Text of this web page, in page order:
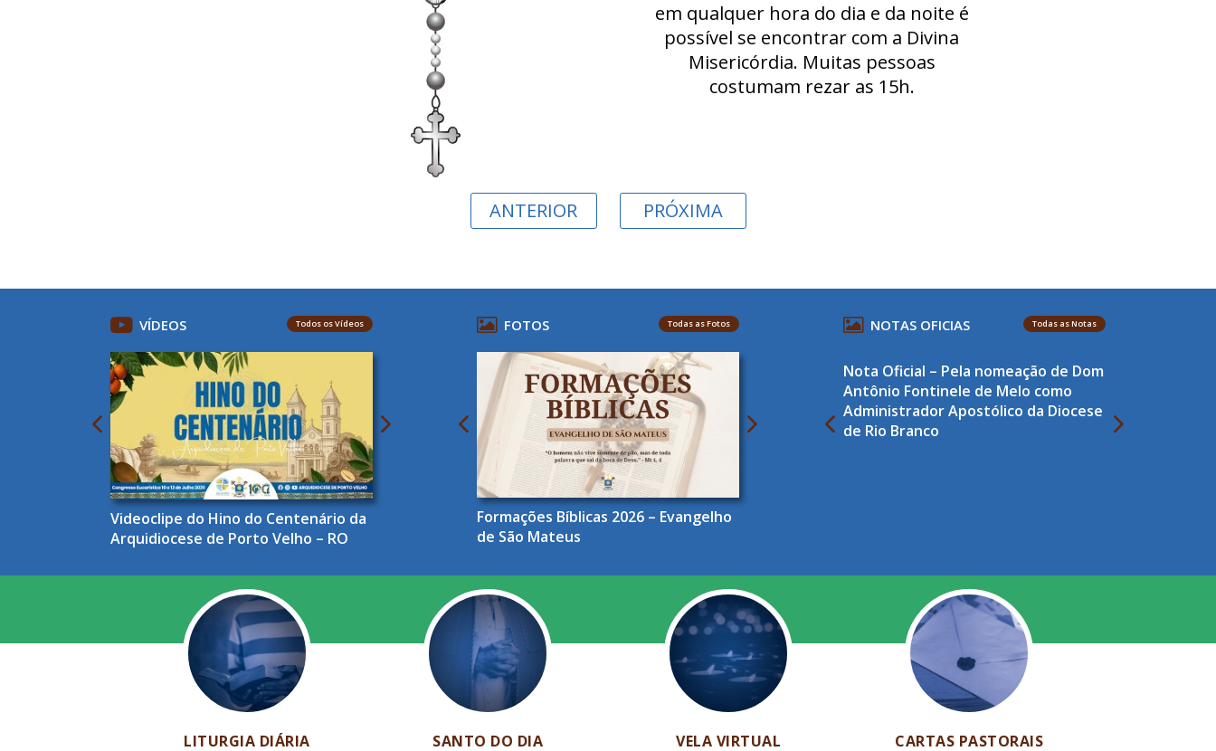
em qualquer hora do dia e da noite é
possível se encontrar com a Divina
Misericórdia. Muitas pessoas
costumam rezar as 15h.
ANTERIOR PRÓXIMA
VÍDEOS Todos os Vídeos
Videoclipe do Hino do Centenário da
Arquidiocese de Porto Velho – RO
FOTOS Todas as Fotos
Formações Bíblicas 2026 – Evangelho
de São Mateus
NOTAS OFICIAS Todas as Notas
Nota Oficial – Pela nomeação de Dom
Antônio Fontinele de Melo como
Administrador Apostólico da Diocese
de Rio Branco
LITURGIA DIÁRIA SANTO DO DIA VELA VIRTUAL CARTAS PASTORAIS